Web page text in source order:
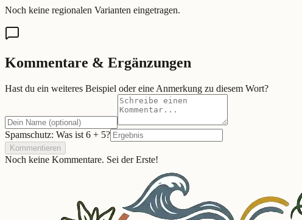
Noch keine regionalen Varianten eingetragen.
Kommentare & Ergänzungen
Hast du ein weiteres Beispiel oder eine Anmerkung zu diesem Wort?
Spamschutz: Was ist 6 + 5?
Kommentieren
Noch keine Kommentare. Sei der Erste!